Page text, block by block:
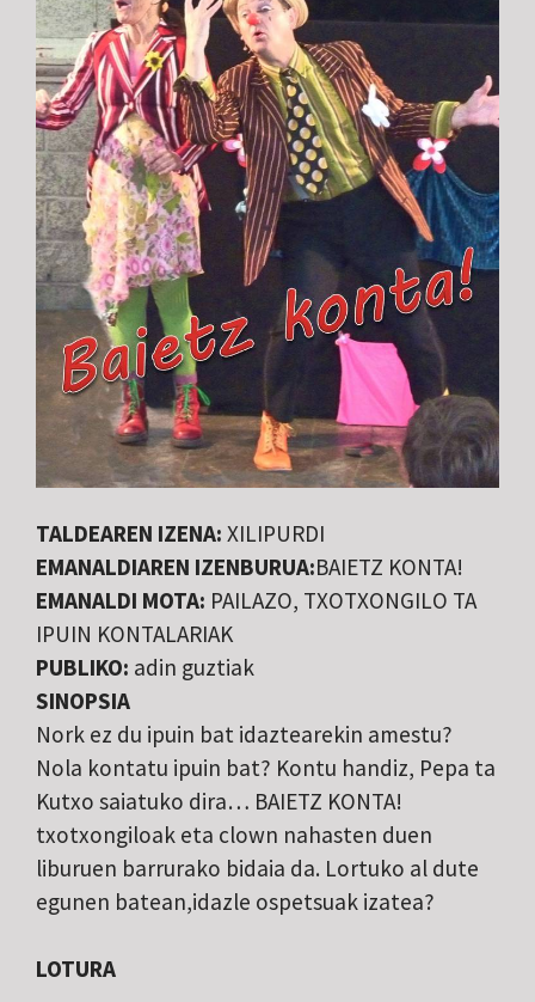
TALDEAREN IZENA: XILIPURDI
EMANALDIAREN IZENBURUA:BAIETZ KONTA!
EMANALDI MOTA: PAILAZO, TXOTXONGILO TA
IPUIN KONTALARIAK
PUBLIKO: adin guztiak
SINOPSIA
Nork ez du ipuin bat idaztearekin amestu?
Nola kontatu ipuin bat? Kontu handiz, Pepa ta
Kutxo saiatuko dira… BAIETZ KONTA!
txotxongiloak eta clown nahasten duen
liburuen barrurako bidaia da. Lortuko al dute
egunen batean,idazle ospetsuak izatea?
LOTURA